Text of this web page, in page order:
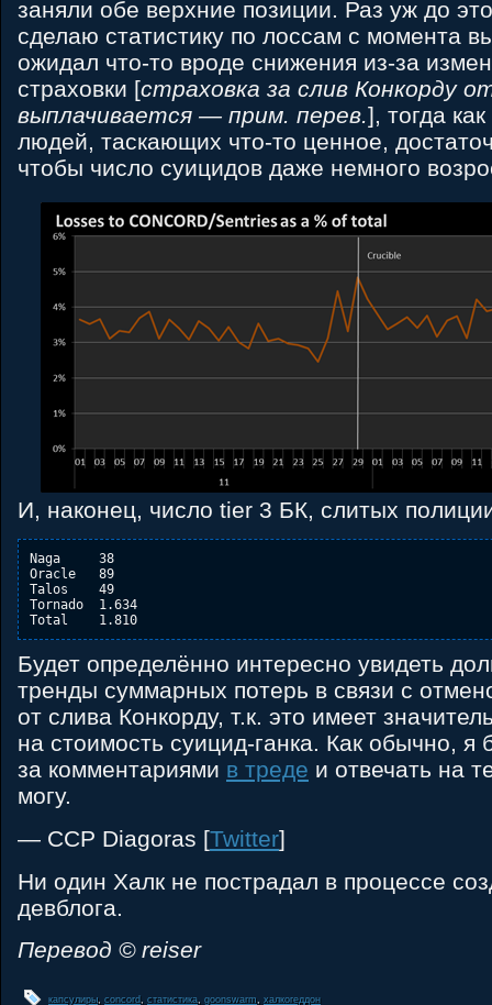
заняли обе верхние позиции. Раз уж до
сделаю статистику по лоссам с момента
ожидал что-то вроде снижения из-за
страховки [страховка за слив Конкорду
выплачивается — прим. перев.], тогда
людей, таскающих что-то ценное,
чтобы число суицидов даже немного
И, наконец, число tier 3 БК, слитых
Naga     38
Oracle   89
Talos    49
Tornado  1.634
Будет определённо интересно увидеть
тренды суммарных потерь в связи с
от слива Конкорду, т.к. это имеет
на стоимость суицид-ганка. Как обычно, я
за комментариями в треде и отвечать на
могу.
— CCP Diagoras [Twitter]
Ни один Халк не пострадал в процессе
девблога.
Перевод © reiser
капсулиры, concord статистика goonswarm халкогеддон